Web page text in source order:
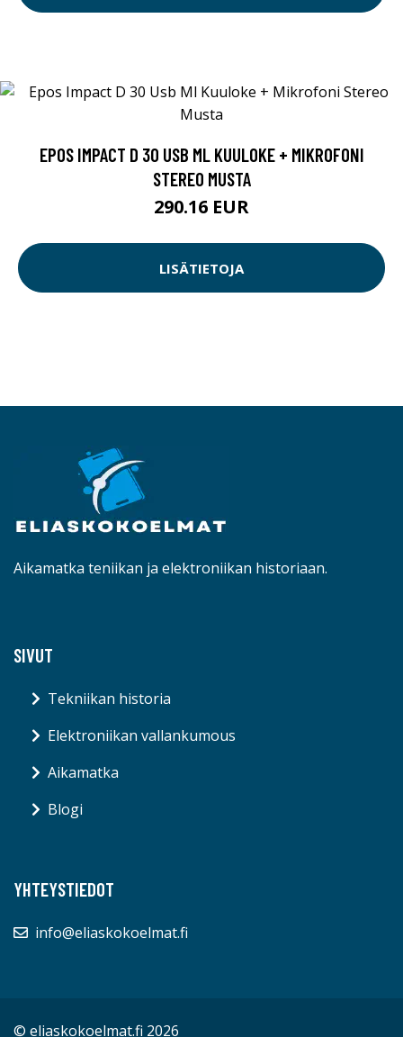
EPOS IMPACT D 30 USB ML KUULOKE + MIKROFONI
STEREO MUSTA
290.16 EUR
LISÄTIETOJA
Aikamatka teniikan ja elektroniikan historiaan.
SIVUT
Tekniikan historia
Elektroniikan vallankumous
Aikamatka
Blogi
YHTEYSTIEDOT
info@eliaskokoelmat.fi
© eliaskokoelmat.fi 2026